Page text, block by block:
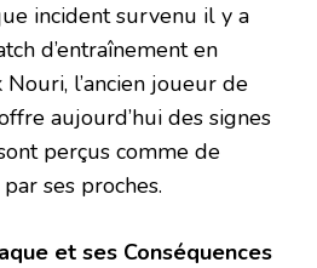
incident survenu il y a
d’entraînement en
l’ancien joueur de
aujourd’hui des signes
perçus comme de
ses proches.
et ses Conséquences